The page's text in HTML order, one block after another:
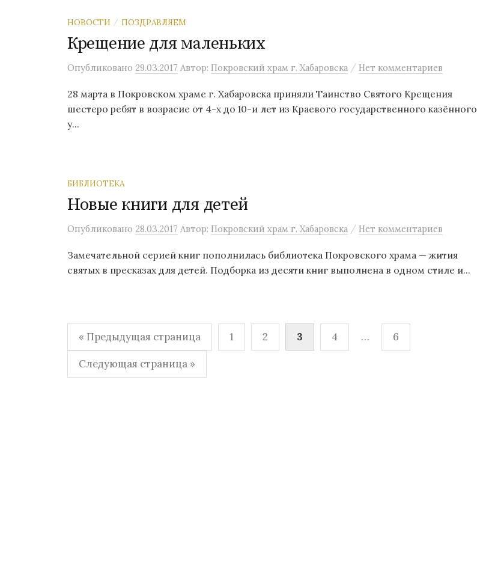
НОВОСТИ / ПОЗДРАВЛЯЕМ
Крещение для маленьких
Опубликовано 29.03.2017 Автор: Покровский храм г. Хабаровска / Нет комментариев
28 марта в Покровском храме г. Хабаровска приняли Таинство Святого Крещения
шестеро ребят в возрасие от 4-х до 10-и лет из Краевого государственного казённого
у...
БИБЛИОТЕКА
Новые книги для детей
Опубликовано 28.03.2017 Автор: Покровский храм г. Хабаровска / Нет комментариев
Замечательной серией книг пополнилась библиотека Покровского храма — жития
святых в пресказах для детей. Подборка из десяти книг выполнена в одном стиле и...
Навигация
по
записям
« Предыдущая страница 1 2 3 4 … 6
Следующая страница »